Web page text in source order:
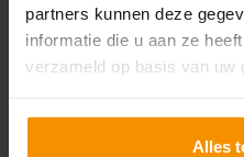
partners kunnen deze
informatie die u aan ze
verzameld op basis van uw
Alles
Carina Marks
Hoofd HR & Recruitment